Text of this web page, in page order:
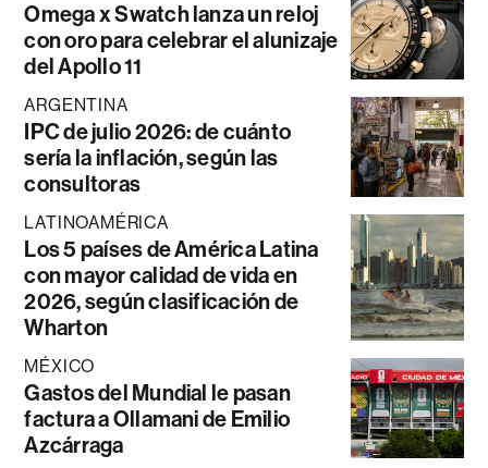
Omega x Swatch lanza un reloj
con oro para celebrar el alunizaje
del Apollo 11
ARGENTINA
IPC de julio 2026: de cuánto
sería la inflación, según las
consultoras
LATINOAMÉRICA
Los 5 países de América Latina
con mayor calidad de vida en
2026, según clasificación de
Wharton
MÉXICO
Gastos del Mundial le pasan
factura a Ollamani de Emilio
Azcárraga